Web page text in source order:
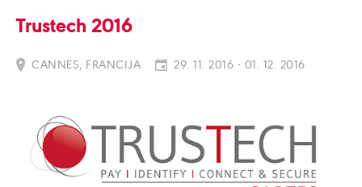
Trustech 2016
CANNES, FRANCIJA 29. 11. 2016 - 01. 12. 2016